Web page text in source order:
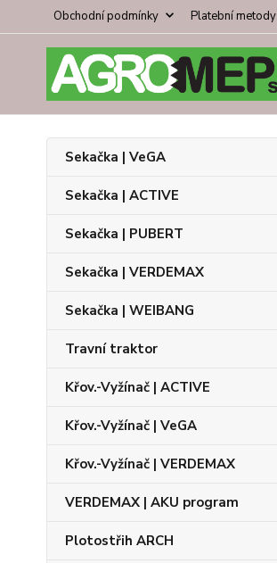
Obchodní podmínky Platební metody
Sekačka | VeGA
Sekačka | ACTIVE
Sekačka | PUBERT
Sekačka | VERDEMAX
Sekačka | WEIBANG
Travní traktor
Křov.-Vyžínač | ACTIVE
Křov.-Vyžínač | VeGA
Křov.-Vyžínač | VERDEMAX
VERDEMAX | AKU program
Plotostřih ARCH